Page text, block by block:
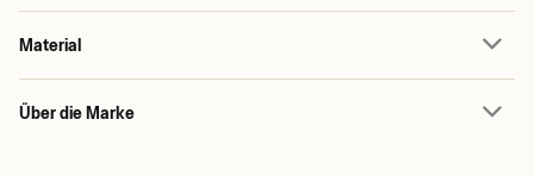
Material
Über die Marke